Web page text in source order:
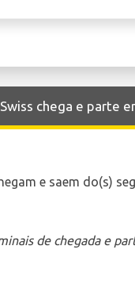
chega e parte
e saem do(s)
de chegada e